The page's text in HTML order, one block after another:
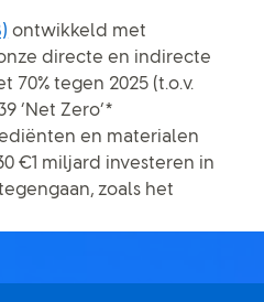
ontwikkeld met
directe en indirecte
70% tegen 2025 (t.o.v.
‘Net Zero’*
en materialen
€1 miljard investeren in
zoals het